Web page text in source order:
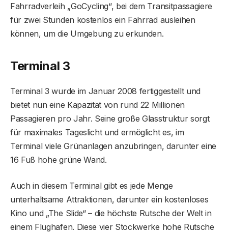
Fahrradverleih „GoCycling“, bei dem Transitpassagiere
für zwei Stunden kostenlos ein Fahrrad ausleihen
können, um die Umgebung zu erkunden.
Terminal 3
Terminal 3 wurde im Januar 2008 fertiggestellt und
bietet nun eine Kapazität von rund 22 Millionen
Passagieren pro Jahr. Seine große Glasstruktur sorgt
für maximales Tageslicht und ermöglicht es, im
Terminal viele Grünanlagen anzubringen, darunter eine
16 Fuß hohe grüne Wand.
Auch in diesem Terminal gibt es jede Menge
unterhaltsame Attraktionen, darunter ein kostenloses
Kino und „The Slide“ – die höchste Rutsche der Welt in
einem Flughafen. Diese vier Stockwerke hohe Rutsche